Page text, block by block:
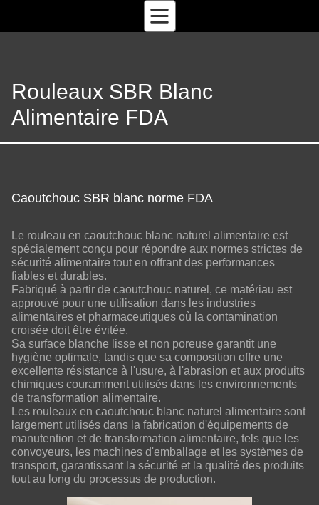
Rouleaux SBR Blanc
Alimentaire FDA
Caoutchouc SBR blanc norme FDA
Le rouleau en caoutchouc blanc naturel alimentaire est
spécialement conçu pour répondre aux normes strictes de
sécurité alimentaire tout en offrant des performances
fiables et durables.
Fabriqué à partir de caoutchouc naturel, ce matériau est
approuvé pour une utilisation dans les industries
alimentaires et pharmaceutiques où la contamination
croisée doit être évitée.
Sa surface blanche lisse et non poreuse garantit une
hygiène optimale, tandis que sa composition offre une
excellente résistance à l'usure, à l'abrasion et aux produits
chimiques couramment utilisés dans les environnements
de transformation alimentaire.
Les rouleaux en caoutchouc blanc naturel alimentaire sont
largement utilisés dans la fabrication d'équipements de
manutention et de transformation alimentaire, tels que les
convoyeurs, les machines d'emballage et les systèmes de
transport, garantissant la sécurité et la qualité des produits
tout au long du processus de production.